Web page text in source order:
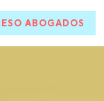
ABOGADOS